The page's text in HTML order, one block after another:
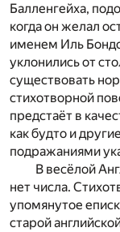
Балленгейха,
когда он желал
именем Иль
уклонились от
существовать
стихотворной
предстаёт в
как будто и
подражаниями
В весёлой
нет числа.
упомянутое
старой